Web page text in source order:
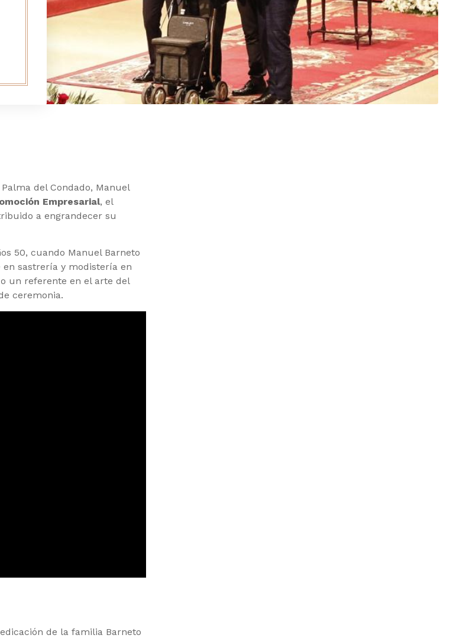
del Condado, Manuel
Empresarial, el
a engrandecer su
50, cuando Manuel Barneto
sastrería y modistería en
un referente en el arte del
ceremonia.
de la familia Barneto